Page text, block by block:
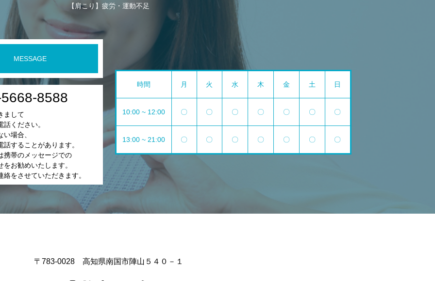
【肩こり】疲労・運動不足
MESSAGE
8588
まして
ください。
場合、
話することがあります。
携帯のメッセージでの
をお勧めいたします。
絡をさせていただきます。
時間 月 火 水 木 金 土 日
10:00 ~ 12:00 〇 〇 〇 〇 〇 〇 〇
13:00 ~ 21:00 〇 〇 〇 〇 〇 〇 〇
〒783-0028 高知県南国市陣山５４０－１